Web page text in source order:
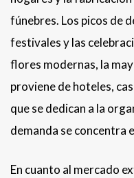
fúnebres. Los picos de
festivales y las
flores modernas, la
proviene de hoteles,
que se dedican a la
demanda se concentra
En cuanto al mercado